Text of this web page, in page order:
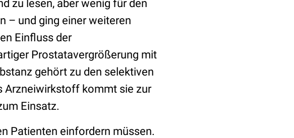
zu lesen, aber wenig für den
– und ging einer weiteren
Einfluss der
Prostatavergrößerung mit
gehört zu den selektiven
Arzneiwirkstoff kommt sie zur
Einsatz.
Patienten einfordern müssen.